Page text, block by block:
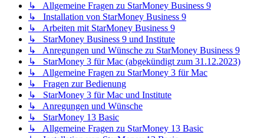
↳ Allgemeine Fragen zu StarMoney Business 9
↳ Installation von StarMoney Business 9
↳ Arbeiten mit StarMoney Business 9
↳ StarMoney Business 9 und Institute
↳ Anregungen und Wünsche zu StarMoney Business 9
↳ StarMoney 3 für Mac (abgekündigt zum 31.12.2023)
↳ Allgemeine Fragen zu StarMoney 3 für Mac
↳ Fragen zur Bedienung
↳ StarMoney 3 für Mac und Institute
↳ Anregungen und Wünsche
↳ StarMoney 13 Basic
↳ Allgemeine Fragen zu StarMoney 13 Basic